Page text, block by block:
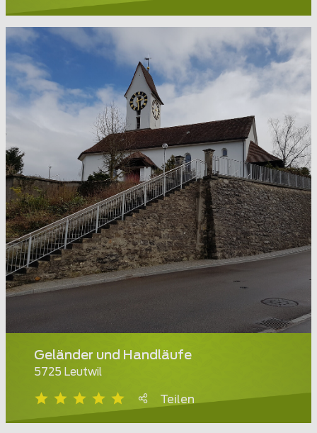
Geländer und Handläufe
5725 Leutwil
Teilen